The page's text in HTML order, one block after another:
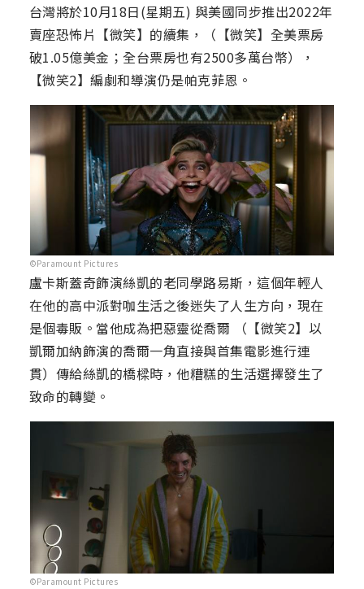
台灣將於10月18日(星期五) 與美國同步推出2022年
賣座恐怖片【微笑】的續集，（【微笑】全美票房
破1.05億美金；全台票房也有2500多萬台幣），
【微笑2】編劇和導演仍是帕克菲恩。
©Paramount Pictures
盧卡斯蓋奇飾演絲凱的老同學路易斯，這個年輕人
在他的高中派對咖生活之後迷失了人生方向，現在
是個毒販。當他成為把惡靈從喬爾 （【微笑2】以
凱爾加納飾演的喬爾一角直接與首集電影進行連
貫）傳給絲凱的橋樑時，他糟糕的生活選擇發生了
致命的轉變。
©Paramount Pictures